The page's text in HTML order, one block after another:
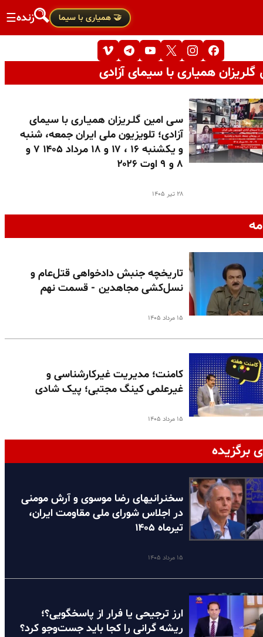
🤝 همیاری با سیما زنده☰
همیاری با سیمای آزادی
سـی امین گلـریزان همیـاری با سیمای
آزادی؛ تلویزیون ملی ایران جمعه، شنبه
و یکشنبه ۱۶ ، ۱۷ و ۱۸ مرداد ۱۴۰۵ ۷ و
۸ و ۹ اوت ۲۰۲۶
۲۸ تیر ۱۴۰۵
تاریخچه جنبش دادخواهی قتل‌عام و
نسل‌کشی مجاهدین - قسمت نهم
۱۵ مرداد ۱۴۰۵
کامنت؛ مدیریت غیرکارشناسی و
غیرعلمی کینگ مجتبی؛ پیک شادی
۱۵ مرداد ۱۴۰۵
برگزیده
سخنرانیهای رضا موسوی و آرش مومنی
در اجلاس شورای ملی مقاومت ایران،
تیرماه ۱۴۰۵
۱۵ مرداد ۱۴۰۵
ارز ترجیحی یا فرار از پاسخگویی؟؛
ریشه گرانی را کجا باید جست‌وجو کرد؟